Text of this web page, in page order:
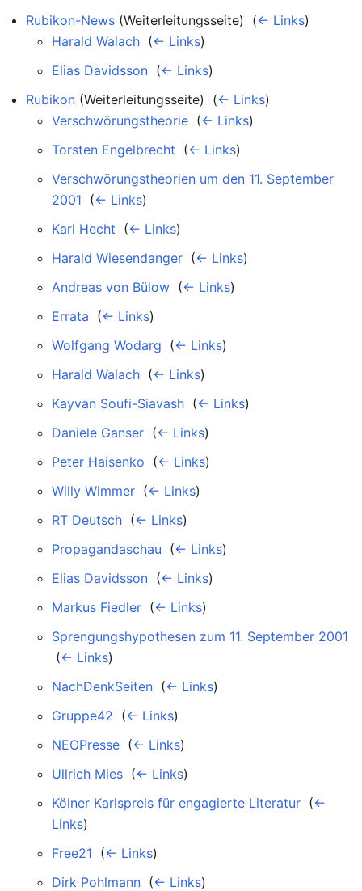
Rubikon-News (Weiterleitungsseite) ‎ (← Links)
Harald Walach (← Links)
Elias Davidsson (← Links)
Rubikon (Weiterleitungsseite) ‎ (← Links)
Verschwörungstheorie (← Links)
Torsten Engelbrecht (← Links)
Verschwörungstheorien um den 11. September
2001 (← Links)
Karl Hecht (← Links)
Harald Wiesendanger (← Links)
Andreas von Bülow (← Links)
Errata (← Links)
Wolfgang Wodarg (← Links)
Harald Walach (← Links)
Kayvan Soufi-Siavash (← Links)
Daniele Ganser (← Links)
Peter Haisenko (← Links)
Willy Wimmer (← Links)
RT Deutsch (← Links)
Propagandaschau (← Links)
Elias Davidsson (← Links)
Markus Fiedler (← Links)
Sprengungshypothesen zum 11. September 2001
(← Links)
NachDenkSeiten (← Links)
Gruppe42 (← Links)
NEOPresse (← Links)
Ullrich Mies (← Links)
Kölner Karlspreis für engagierte Literatur (←
Links)
Free21 (← Links)
Dirk Pohlmann (← Links)